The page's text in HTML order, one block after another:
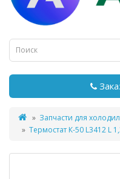
Запчасти для
Термостат К-50 L3412 L